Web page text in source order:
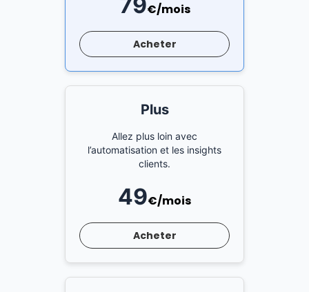
€/mois
Acheter
Plus
Allez plus loin avec
l’automatisation et les insights
clients.
49€/mois
Acheter